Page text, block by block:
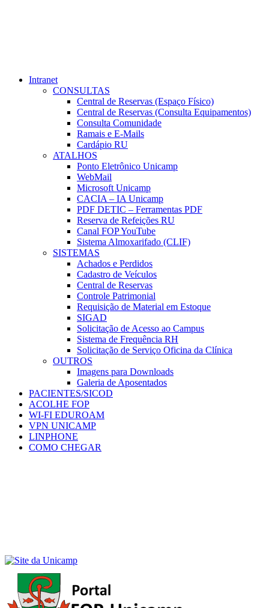
Intranet
CONSULTAS
Central de Reservas (Espaço Físico)
Central de Reservas (Consulta Equipamentos)
Consulta Comunidade
Ramais e E-Mails
Cardápio RU
ATALHOS
Ponto Eletrônico Unicamp
WebMail
Microsoft Unicamp
CACIA – IA Unicamp
PDF DETIC – Ferramentas PDF
Reserva de Refeições RU
Canal FOP YouTube
Sistema Almoxarifado (CLIF)
SISTEMAS
Achados e Perdidos
Cadastro de Veículos
Central de Reservas
Controle Patrimonial
Requisição de Material em Estoque
SIGAD
Solicitação de Acesso ao Campus
Sistema de Frequência RH
Solicitação de Serviço Oficina da Clínica
OUTROS
Imagens para Downloads
Galeria de Aposentados
PACIENTES/SICOD
ACOLHE FOP
WI-FI EDUROAM
VPN UNICAMP
LINPHONE
COMO CHEGAR